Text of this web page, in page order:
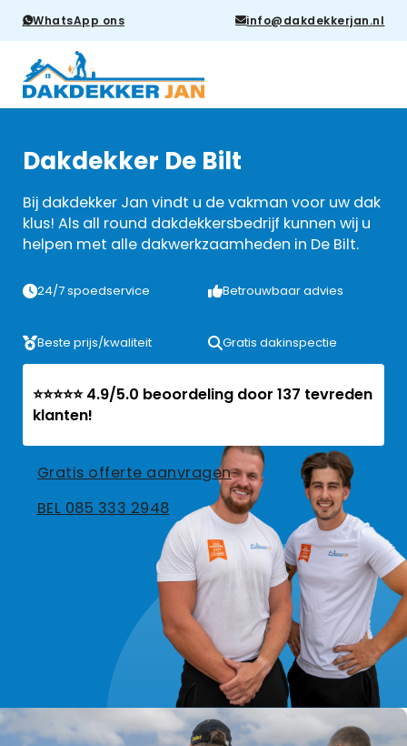
WhatsApp ons info@dakdekkerjan.nl
Dakdekker De Bilt
Bij dakdekker Jan vindt u de vakman voor uw dak
klus! Als all round dakdekkersbedrijf kunnen wij u
helpen met alle dakwerkzaamheden in De Bilt.
24/7 spoedservice Betrouwbaar advies
Beste prijs/kwaliteit Gratis dakinspectie
⭐⭐⭐⭐⭐ 4.9/5.0 beoordeling door 137 tevreden
klanten!
Gratis offerte aanvragen
BEL 085 333 2948